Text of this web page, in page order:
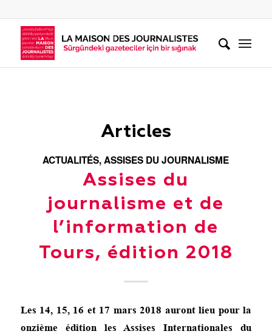
Articles
ACTUALITÉS,ASSISES DU JOURNALISME
Assises du
journalisme et de
l’information de
Tours, édition 2018
Les 14, 15, 16 et 17 mars 2018 auront lieu pour la
onzième édition les Assises Internationales du